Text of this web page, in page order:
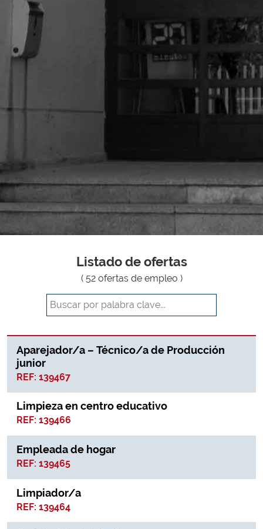
Listado de ofertas
( 52 ofertas de empleo )
Aparejador/a – Técnico/a de Producción
junior
REF: 139467
Limpieza en centro educativo
REF: 139466
Empleada de hogar
REF: 139465
Limpiador/a
REF: 139464